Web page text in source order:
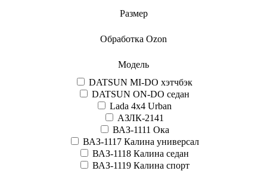
Размер
Обработка Ozon
Модель
DATSUN MI-DO хэтчбэк
DATSUN ON-DO седан
Lada 4x4 Urban
АЗЛК-2141
ВАЗ-1111 Ока
ВАЗ-1117 Калина универсал
ВАЗ-1118 Калина седан
ВАЗ-1119 Калина спорт